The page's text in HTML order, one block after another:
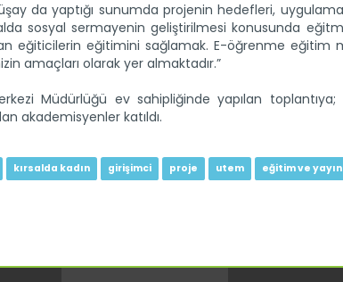
da yaptığı sunumda projenin hedefleri, uygulama
sosyal sermayenin geliştirilmesi konusunda
eğiticilerin eğitimini sağlamak. E-öğrenme eğitim
amaçları olarak yer almaktadır.”
Müdürlüğü ev sahipliğinde yapılan toplantıya;
akademisyenler katıldı.
kırsalda kadın girişimci proje utem eğitim ve yayın